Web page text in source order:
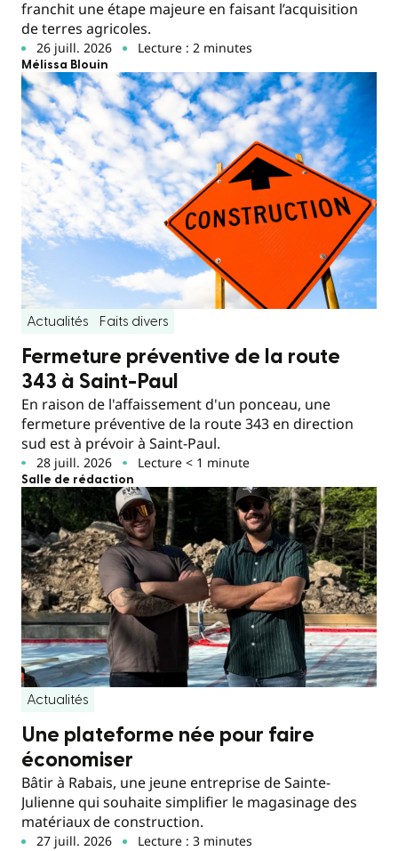
franchit une étape majeure en faisant l’acquisition
de terres agricoles.
26 juill. 2026 Lecture : 2 minutes
Mélissa Blouin
Actualités Faits divers
Fermeture préventive de la route
343 à Saint-Paul
En raison de l'affaissement d'un ponceau, une
fermeture préventive de la route 343 en direction
sud est à prévoir à Saint-Paul.
28 juill. 2026 Lecture < 1 minute
Salle de rédaction
Actualités
Une plateforme née pour faire
économiser
Bâtir à Rabais, une jeune entreprise de Sainte-
Julienne qui souhaite simplifier le magasinage des
matériaux de construction.
27 juill. 2026 Lecture : 3 minutes